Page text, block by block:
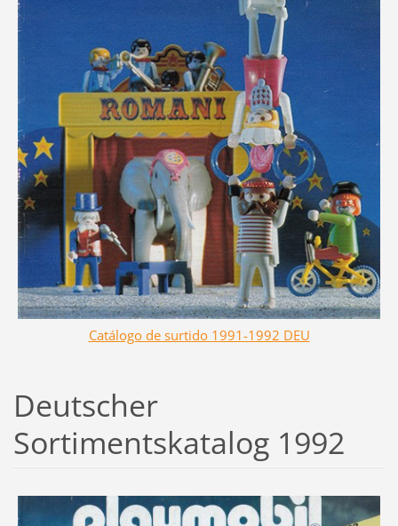
Catálogo de surtido 1991-1992 DEU
Deutscher
Sortimentskatalog 1992